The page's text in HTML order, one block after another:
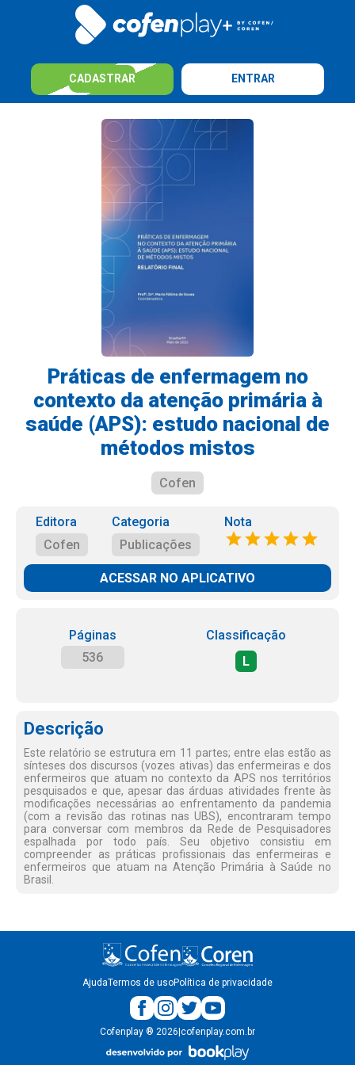
CADASTRAR ENTRAR
Práticas de enfermagem no
contexto da atenção primária à
saúde (APS): estudo nacional de
métodos mistos
Cofen
Editora
Cofen
Categoria
Publicações
Nota
ACESSAR NO APLICATIVO
Páginas
536
Classificação
L
Descrição
Este relatório se estrutura em 11 partes; entre elas estão as
sínteses dos discursos (vozes ativas) das enfermeiras e dos
enfermeiros que atuam no contexto da APS nos territórios
pesquisados e que, apesar das árduas atividades frente às
modificações necessárias ao enfrentamento da pandemia
(com a revisão das rotinas nas UBS), encontraram tempo
para conversar com membros da Rede de Pesquisadores
espalhada por todo país. Seu objetivo consistiu em
compreender as práticas profissionais das enfermeiras e
enfermeiros que atuam na Atenção Primária à Saúde no
Brasil.
AjudaTermos de usoPolítica de privacidade
Cofenplay ® 2026 cofenplay.com.br